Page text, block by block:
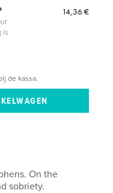
is
14,36 €
de kassa.
On the
sobriety.